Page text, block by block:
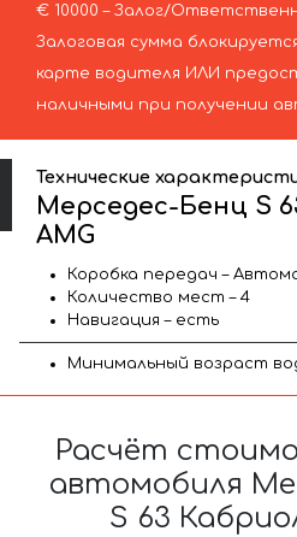
€ 10000 – Залог/
Залоговая сумма
карте водителя ИЛИ
наличными при получении
Технические
Мерседес-Бенц S
AMG
Коробка передач –
Количество мест – 4
Навигация – есть
Минимальный возраст
Расчёт
автомобиля
S 63